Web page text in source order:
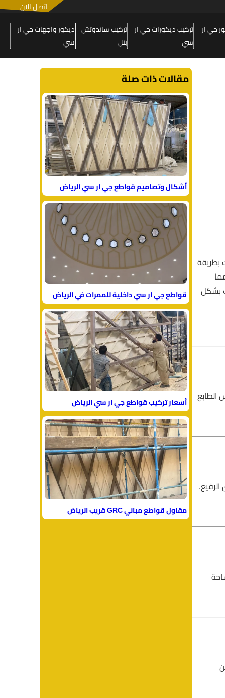
اتصل الان
جي ار
تركيب ديكورات جي ار
سي
تركيب ساندوتش
بنل
ديكور واجهات جي ار
سي
بطريقة
بشكل
مقالات ذات صلة
أشكال وتصاميم قواطع جي ار سي الرياض
قواطع جي ار سي داخلية للممرات في الرياض
أسعار تركيب قواطع جي ار سي الرياض
مقاول قواطع مباني GRC قريب الرياض